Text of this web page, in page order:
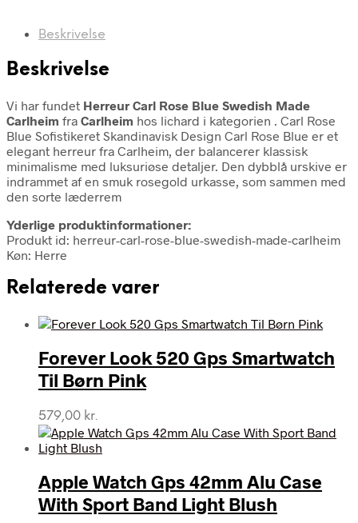
Beskrivelse
Beskrivelse
Vi har fundet Herreur Carl Rose Blue Swedish Made
Carlheim fra Carlheim hos lichard i kategorien . Carl Rose
Blue Sofistikeret Skandinavisk Design Carl Rose Blue er et
elegant herreur fra Carlheim, der balancerer klassisk
minimalisme med luksuriøse detaljer. Den dybblå urskive er
indrammet af en smuk rosegold urkasse, som sammen med
den sorte læderrem
Yderlige produktinformationer:
Produkt id: herreur-carl-rose-blue-swedish-made-carlheim
Køn: Herre
Relaterede varer
Forever Look 520 Gps Smartwatch
Til Børn Pink
579,00 kr.
Apple Watch Gps 42mm Alu Case
With Sport Band Light Blush